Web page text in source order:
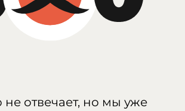
не отвечает, но мы уже